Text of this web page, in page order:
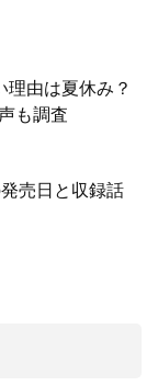
理由は夏休み？
も調査
売日と収録話